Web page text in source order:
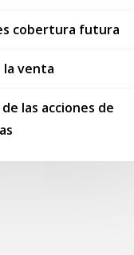
cobertura futura
la venta
las acciones de